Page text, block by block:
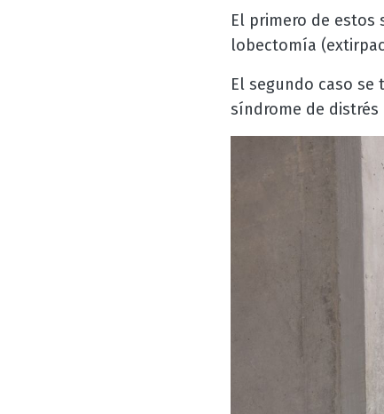
El primero de
lobectomía
El segundo caso
síndrome de